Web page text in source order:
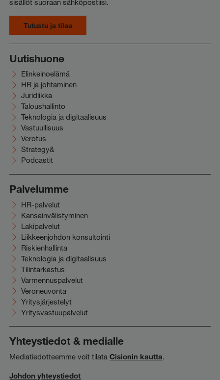
sisällöt suoraan sähköpostiisi.
Tutustu ja tilaa
Uutishuone
Elinkeinoelämä
HR ja johtaminen
Juridiikka
Taloushallinto
Teknologia ja digitaalisuus
Vastuullisuus
Verotus
Strategy&
Podcastit
Palvelumme
HR-palvelut
Kansainvälistyminen
Lakipalvelut
Liikkeenjohdon konsultointi
Riskienhallinta
Teknologia ja digitaalisuus
Tilintarkastus
Varmennuspalvelut
Veroneuvonta
Yritysjärjestelyt
Yritysvastuupalvelut
Yhteystiedot & medialle
Mediatiedotteemme voit tilataCisionin kautta.
Johdon yhteystiedot